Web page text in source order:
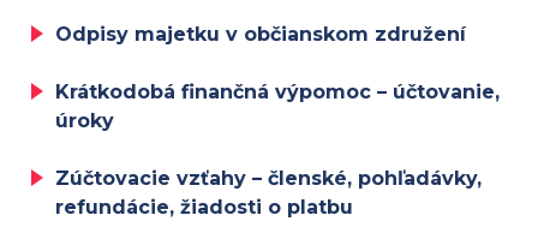
Odpisy majetku v občianskom združení
Krátkodobá finančná výpomoc – účtovanie,
úroky
Zúčtovacie vzťahy – členské, pohľadávky,
refundácie, žiadosti o platbu